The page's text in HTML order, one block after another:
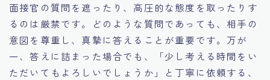
面接官の質問を遮ったり、高圧的な態度を取ったりす
るのは厳禁です。どのような質問であっても、相手の
意図を尊重し、真摯に答えることが重要です。万が
一、答えに詰まった場合でも、「少し考える時間をい
ただいてもよろしいでしょうか」と丁寧に依頼する、